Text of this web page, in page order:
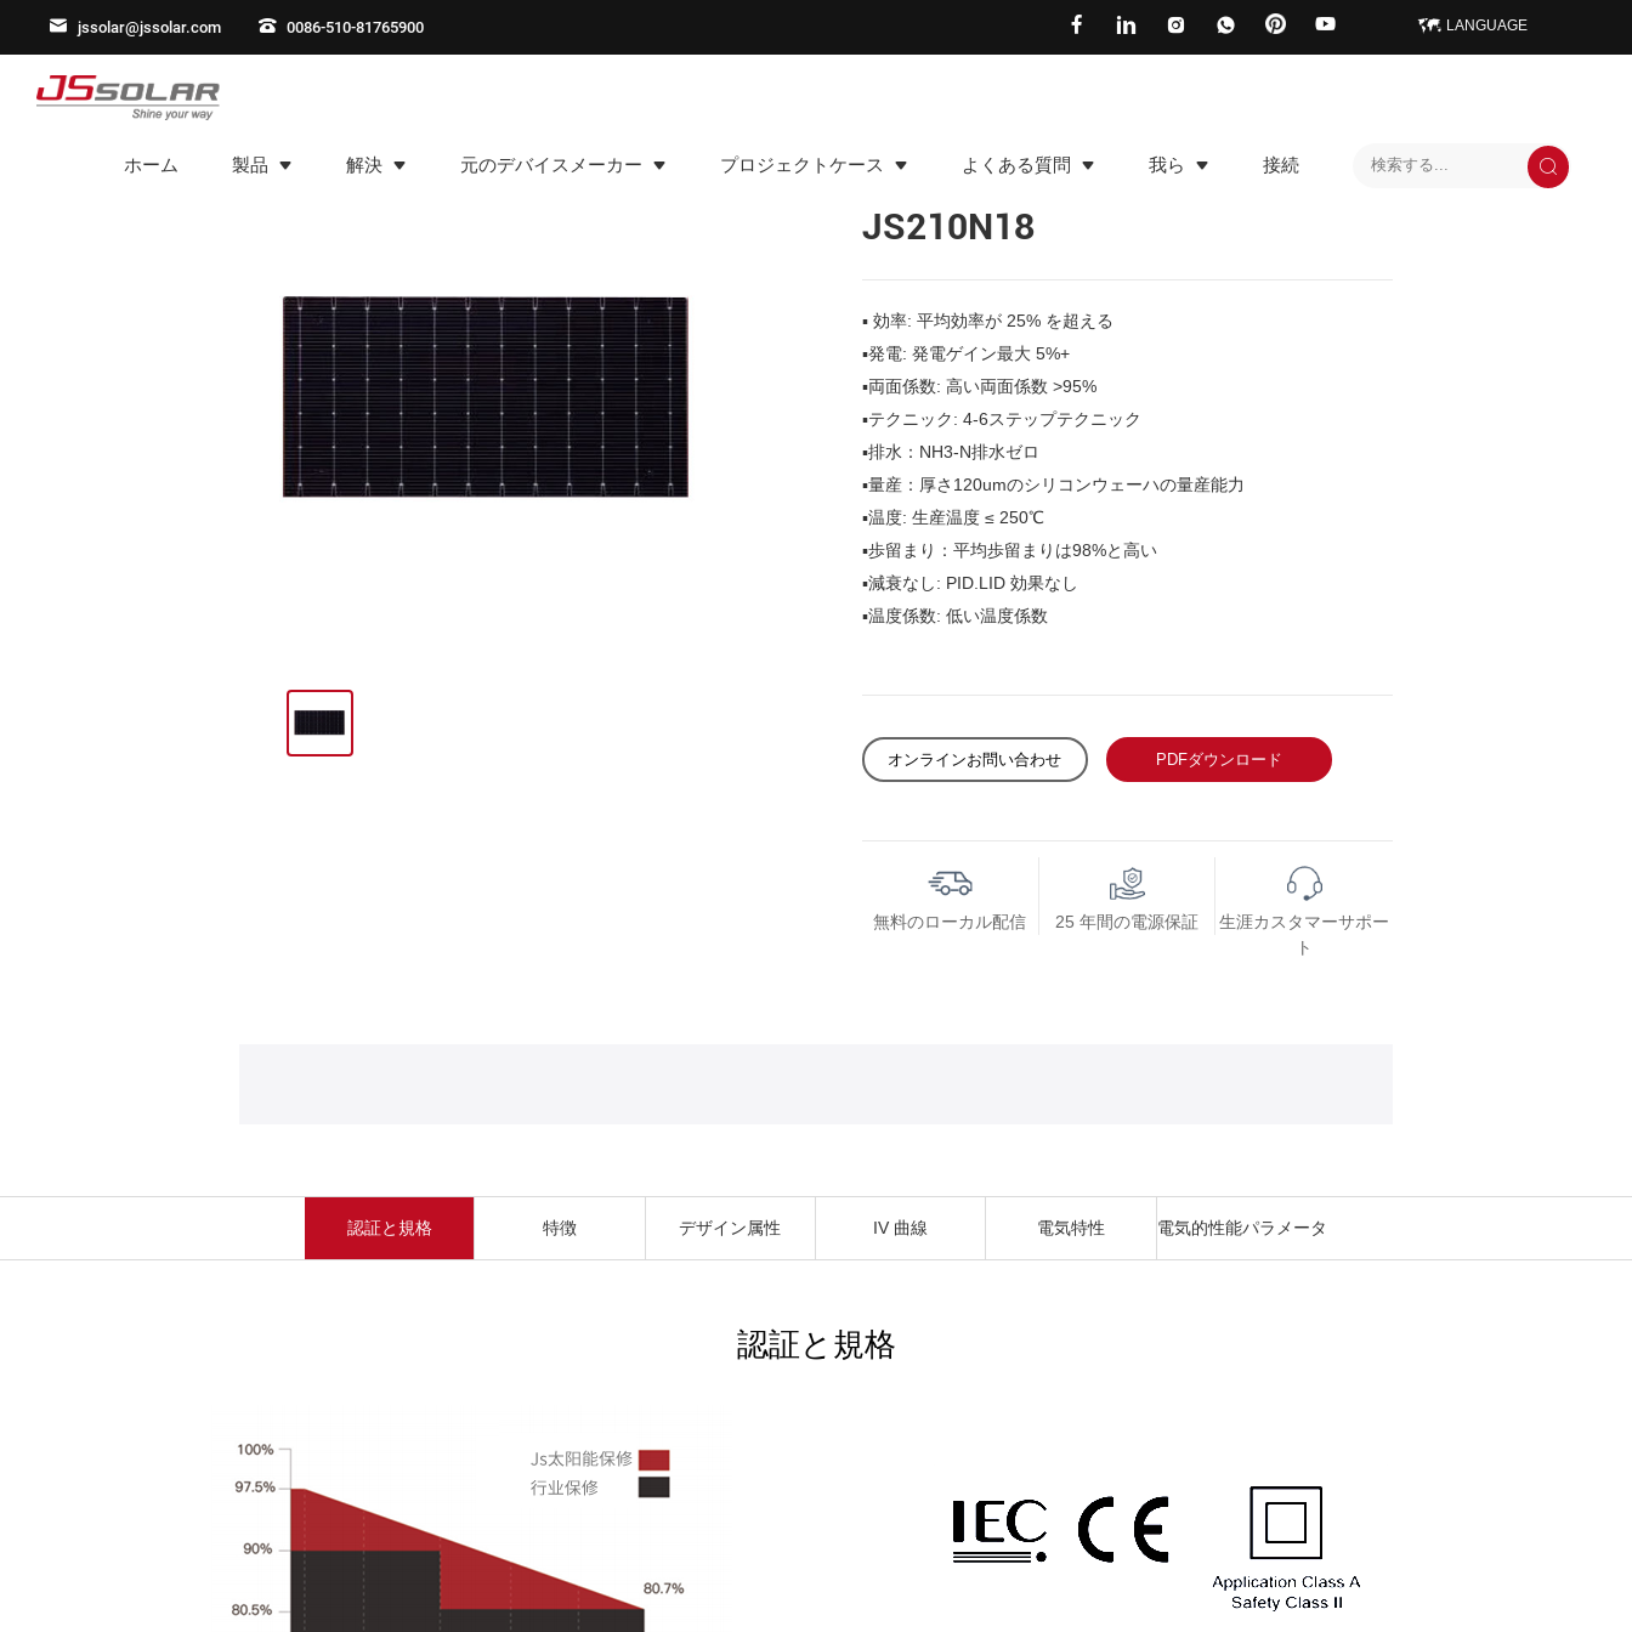
jssolar@jssolar.com 0086-510-81765900 LANGUAGE
ホーム 製品 解決 元のデバイスメーカー プロジェクトケース よくある質問 我ら 接続
JS210N18
▪ 効率: 平均効率が 25% を超える
▪発電: 発電ゲイン最大 5%+
▪両面係数: 高い両面係数 >95%
▪テクニック: 4-6ステップテクニック
▪排水 ：NH3-N排水ゼロ
▪量産：厚さ120umのシリコンウェーハの量産能力
▪温度: 生産温度 ≤ 250℃
▪歩留まり：平均歩留まりは98%と高い
▪減衰なし: PID.LID 効果なし
▪温度係数: 低い温度係数
オンラインお問い合わせ PDFダウンロード
無料のローカル配信 25 年間の電源保証
生涯カスタマーサポー
ト
認証と規格 特徴 デザイン属性 IV 曲線 電気特性 電気的性能パラメータ
認証と規格